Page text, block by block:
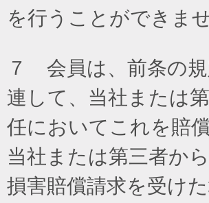
を行うことができませ
７ 会員は、前条の
連して、当社または
任においてこれを賠
当社または第三者か
損害賠償請求を受け